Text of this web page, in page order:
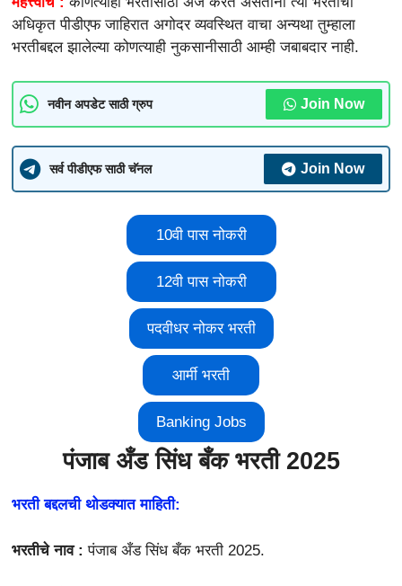
अधिकृत पीडीएफ जाहिरात अगोदर व्यवस्थित वाचा अन्यथा तुम्हाला
भरतीबद्दल झालेल्या कोणत्याही नुकसानीसाठी आम्ही जबाबदार नाही.
नवीन अपडेट साठी ग्रुप Join Now
सर्व पीडीएफ साठी चॅनल Join Now
10वी पास नोकरी
12वी पास नोकरी
पदवीधर नोकर भरती
आर्मी भरती
Banking Jobs
पंजाब अँड सिंध बँक भरती 2025
भरती बद्दलची थोडक्यात माहिती:
भरतीचे नाव : पंजाब अँड सिंध बँक भरती 2025.